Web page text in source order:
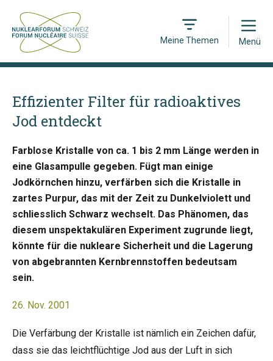
Meine Themen
Open
Menü
Effizienter Filter für radioaktives
Jod entdeckt
Farblose Kristalle von ca. 1 bis 2 mm Länge werden in
eine Glasampulle gegeben. Fügt man einige
Jodkörnchen hinzu, verfärben sich die Kristalle in
zartes Purpur, das mit der Zeit zu Dunkelviolett und
schliesslich Schwarz wechselt. Das Phänomen, das
diesem unspektakulären Experiment zugrunde liegt,
könnte für die nukleare Sicherheit und die Lagerung
von abgebrannten Kernbrennstoffen bedeutsam
sein.
26. Nov. 2001
Die Verfärbung der Kristalle ist nämlich ein Zeichen dafür,
dass sie das leichtflüchtige Jod aus der Luft in sich